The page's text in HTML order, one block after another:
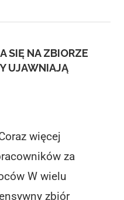
SIĘ NA ZBIORZE
UJAWNIAJĄ
więcej
za
W wielu
zbiór